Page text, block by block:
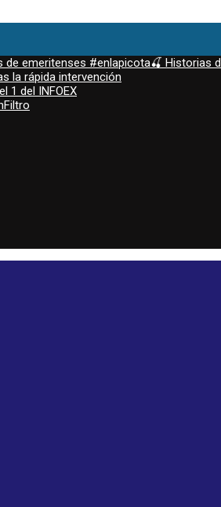
de emeritenses #enlapicota🍒 Historias
la rápida intervención
1 del INFOEX